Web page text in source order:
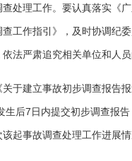
处理工作。要认真落实《
工作指引》，及时协调纪
法严肃追究相关单位和人员
建立事故初步调查报告报
生后7日内提交初步调查报
起事故调查处理工作进展情